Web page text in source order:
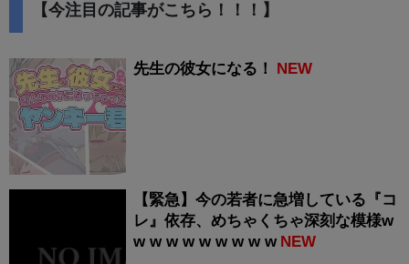
【今注目の記事がこちら！！！】
先生の彼女になる！ NEW
【緊急】今の若者に急増している『コ
レ』依存、めちゃくちゃ深刻な模様w
w w w w w w w w w NEW